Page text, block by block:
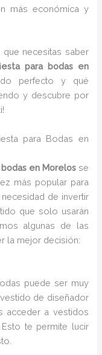
más económica y
necesitas saber
para bodas en
perfecto y qué
y descubre por
para Bodas en
en Morelosse
más popular para
de invertir
que solo usarán
algunas de las
la mejor decisión:
puede ser muy
de diseñador
acceder a vestidos
te permite lucir